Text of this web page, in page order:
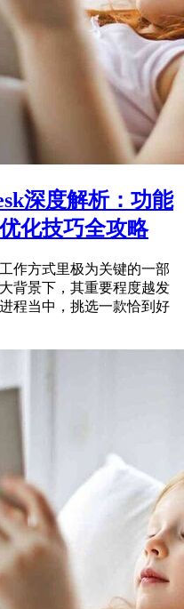
深度解析：功能
化技巧全攻略
作方式里极为关键的一部
背景下，其重要程度越发
程当中，挑选一款恰到好